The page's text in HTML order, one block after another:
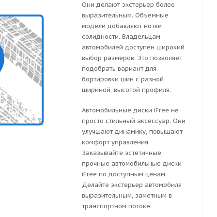
Они делают экстерьер более
выразительным. Объемные
модели добавляют нотки
солидности. Владельцам
автомобилей доступен широкий
выбор размеров. Это позволяет
подобрать вариант для
бортировки шин с разной
шириной, высотой профиля.
Автомобильные диски iFree не
просто стильный аксессуар. Они
улучшают динамику, повышают
комфорт управления.
Заказывайте эстетичные,
прочные автомобильные диски
iFree по доступным ценам.
Делайте экстерьер автомобиля
выразительным, заметным в
транспортном потоке.